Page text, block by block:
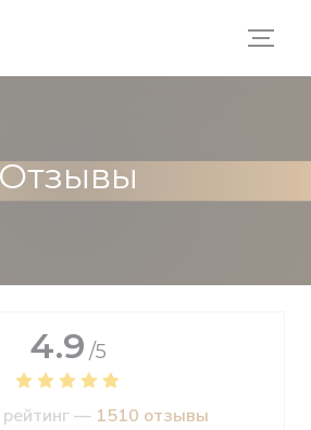
4.9 /5
— 1510 отзывы